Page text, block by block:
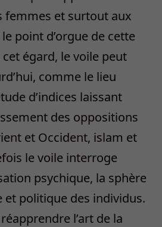
femmes et surtout aux
point d’orgue de cette
égard, le voile peut
comme le lieu
d’indices laissant
des oppositions
et Occident, islam et
le voile interroge
psychique, la sphère
et politique des individus.
l’art de la